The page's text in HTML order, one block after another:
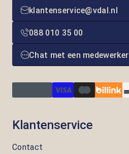
klantenservice@vdal.nl
088 010 35 00
Chat met een medewerker
Klantenservice
Contact